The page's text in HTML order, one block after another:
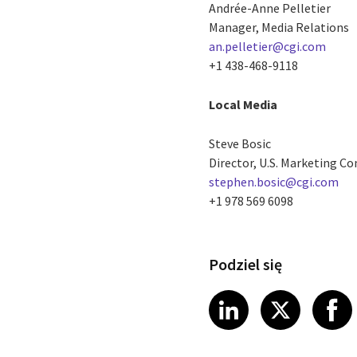
Andrée-Anne Pelletier
Manager, Media Relations
an.pelletier@cgi.com
+1 438-468-9118
Local Media
Steve Bosic
Director, U.S. Marketing
stephen.bosic@cgi.com
+1 978 569 6098
Podziel się
Share article
LinkedIn
Share
X